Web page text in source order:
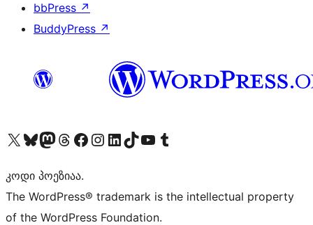
bbPress ↗
BuddyPress ↗
Visit our X (formerly Twitter) account
Visit our Bluesky account
Visit our Mastodon account
Visit our Threads account
Visit our Facebook page
Visit our Instagram account
Visit our LinkedIn account
Visit our TikTok account
Visit our YouTube channel
Visit our Tumblr account
კოდი პოეზიაა.
The WordPress® trademark is the intellectual property
of the WordPress Foundation.